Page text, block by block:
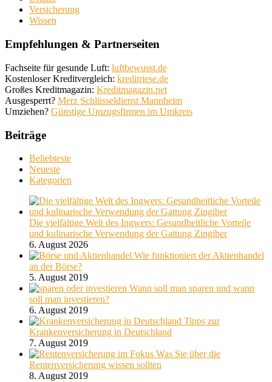
Versicherung
Wissen
Empfehlungen & Partnerseiten
Fachseite für gesunde Luft: luftbewusst.de
Kostenloser Kreditvergleich: kreditriese.de
Großes Kreditmagazin: Kreditmagazin.net
Ausgesperrt? Merz Schlüsseldienst Mannheim
Umziehen? Günstige Umzugsfirmen im Umkreis
Beiträge
Beliebteste
Neueste
Kategorien
Die vielfältige Welt des Ingwers: Gesundheitliche Vorteile
und kulinarische Verwendung der Gattung Zingiber
6. August 2026
Wie funktioniert der Aktienhandel
an der Börse?
5. August 2019
Wann soll man sparen und wann
soll man investieren?
6. August 2019
Tipps zur
Krankenversicherung in Deutschland
7. August 2019
Was Sie über die
Rentenversicherung wissen sollten
8. August 2019